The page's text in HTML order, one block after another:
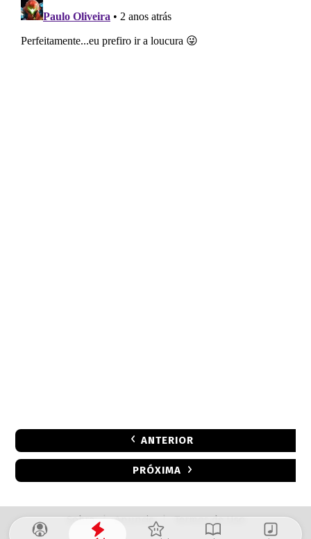
ANTERIOR
PRÓXIMA
Sobre | Anuncie | Termos de Uso